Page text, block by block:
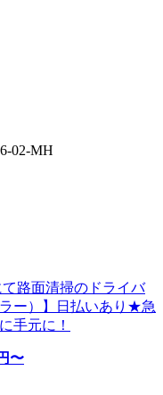
02-MH
路面清掃のドライバ
ー）】日払いあり★急
手元に！
〜